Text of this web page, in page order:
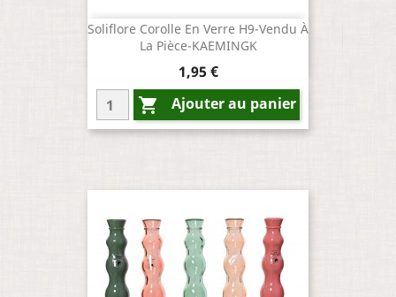
Soliflore Corolle En Verre H9-Vendu À
La Pièce-KAEMINGK
Prix
1,95 €
 Ajouter au panier